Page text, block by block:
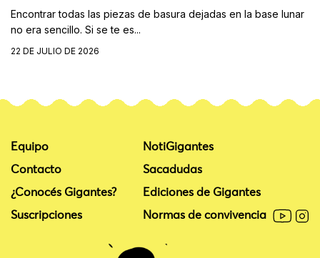
Encontrar todas las piezas de basura dejadas en la base lunar
no era sencillo. Si se te es...
22 DE JULIO DE 2026
Equipo
Contacto
¿Conocés Gigantes?
Suscripciones
NotiGigantes
Sacadudas
Ediciones de Gigantes
Normas de convivencia